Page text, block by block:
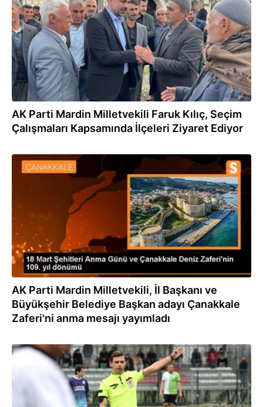
AK Parti Mardin Milletvekili Faruk Kılıç, Seçim
Çalışmaları Kapsamında İlçeleri Ziyaret Ediyor
18.03.2024
AK Parti Mardin Milletvekili, İl Başkanı ve
Büyükşehir Belediye Başkan adayı Çanakkale
Zaferi'ni anma mesajı yayımladı
01.03.2024